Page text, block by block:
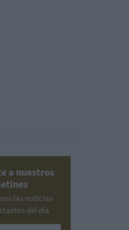
a nuestros
las noticias
del día